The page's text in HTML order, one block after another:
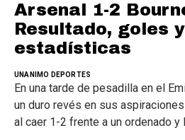
Arsenal 1-2
Resultado, goles y
estadísticas
UNANIMO DEPORTES
En una tarde de pesadilla en el
un duro revés en sus
al caer 1-2 frente a un ordenado y